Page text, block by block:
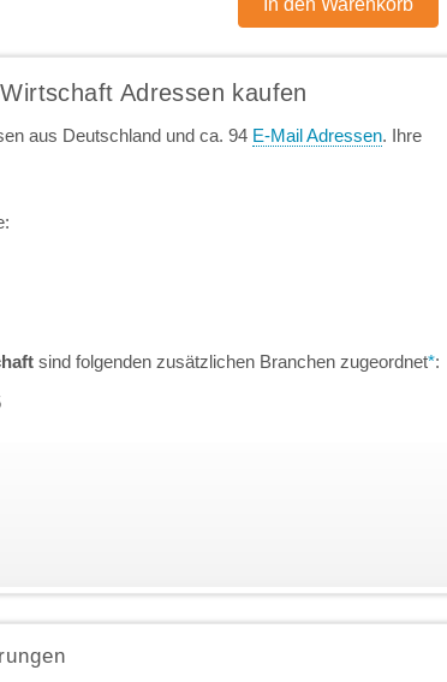
Adressen kaufen
aus Deutschland und ca. 94 E-Mail Adressen. Ihre
sind folgenden zusätzlichen Branchen zugeordnet*: